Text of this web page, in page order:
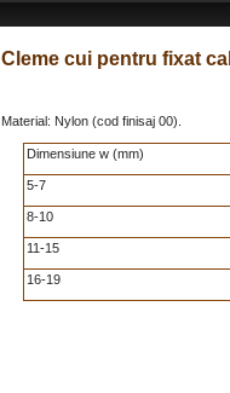
Cleme cui pentru fixat
Material: Nylon (cod finisaj 00).
Dimensiune w (mm)
5-7
8-10
11-15
16-19